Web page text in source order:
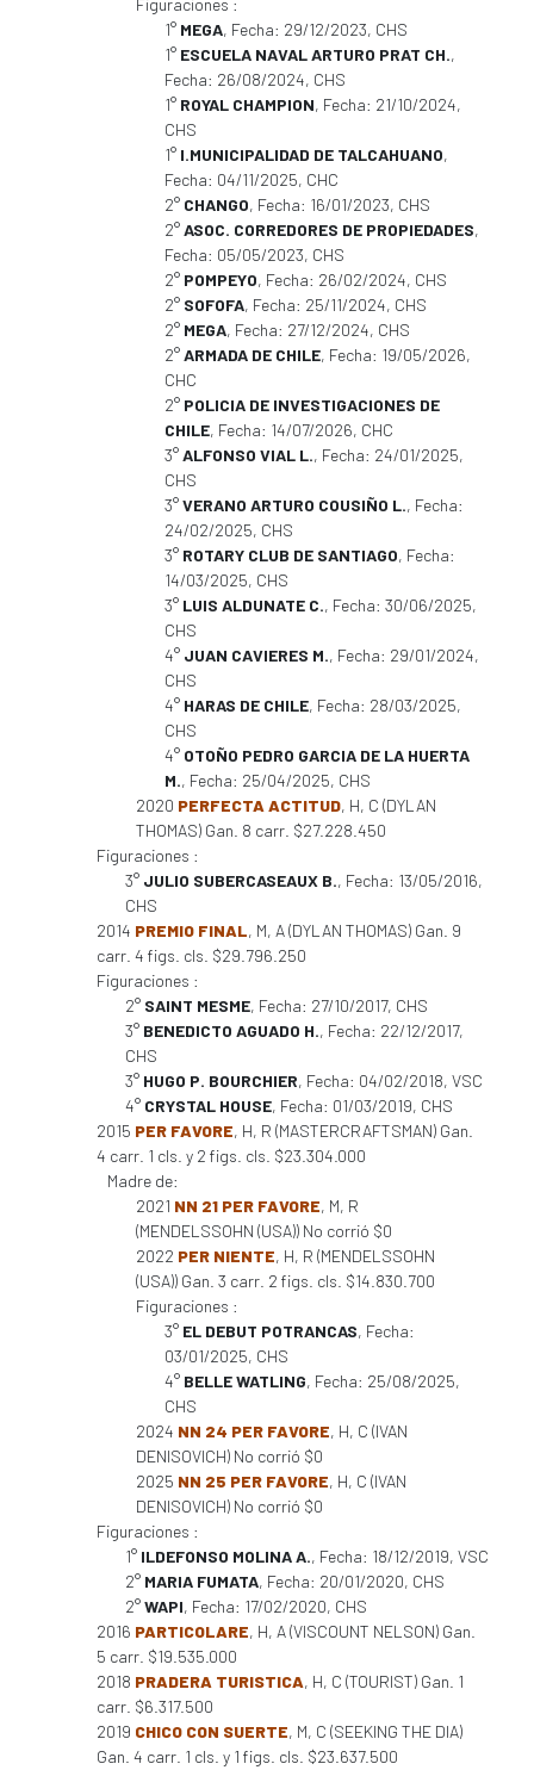
Figuraciones :
1° MEGA, Fecha: 29/12/2023, CHS
1° ESCUELA NAVAL ARTURO PRAT CH.,
Fecha: 26/08/2024, CHS
1° ROYAL CHAMPION, Fecha: 21/10/2024,
CHS
1° I.MUNICIPALIDAD DE TALCAHUANO,
Fecha: 04/11/2025, CHC
2° CHANGO, Fecha: 16/01/2023, CHS
2°ASOC. CORREDORES DE PROPIEDADES,
Fecha: 05/05/2023, CHS
2° POMPEYO, Fecha: 26/02/2024, CHS
2° SOFOFA, Fecha: 25/11/2024, CHS
2° MEGA, Fecha: 27/12/2024, CHS
2°ARMADA DE CHILE, Fecha: 19/05/2026,
CHC
2° POLICIA DE INVESTIGACIONES DE
CHILE, Fecha: 14/07/2026, CHC
3°ALFONSO VIAL L., Fecha: 24/01/2025,
CHS
3°VERANO ARTURO COUSIÑO L., Fecha:
24/02/2025, CHS
3° ROTARY CLUB DE SANTIAGO, Fecha:
14/03/2025, CHS
3° LUIS ALDUNATE C., Fecha: 30/06/2025,
CHS
4° JUAN CAVIERES M., Fecha: 29/01/2024,
CHS
4° HARAS DE CHILE, Fecha: 28/03/2025,
CHS
4° OTOÑO PEDRO GARCIA DE LA HUERTA
M., Fecha: 25/04/2025, CHS
2020 PERFECTA ACTITUD, H, C (DYLAN
THOMAS) Gan. 8 carr. $27.228.450
Figuraciones :
3° JULIO SUBERCASEAUX B., Fecha: 13/05/2016,
CHS
2014 PREMIO FINAL, M, A (DYLAN THOMAS) Gan. 9
carr. 4 figs. cls. $29.796.250
Figuraciones :
2° SAINT MESME, Fecha: 27/10/2017, CHS
3° BENEDICTO AGUADO H., Fecha: 22/12/2017,
CHS
3° HUGO P. BOURCHIER, Fecha: 04/02/2018, VSC
4° CRYSTAL HOUSE, Fecha: 01/03/2019, CHS
2015 PER FAVORE, H, R (MASTERCRAFTSMAN) Gan.
4 carr. 1 cls. y 2 figs. cls. $23.304.000
Madre de:
2021 NN 21 PER FAVORE, M, R
(MENDELSSOHN (USA)) No corrió $0
2022 PER NIENTE, H, R (MENDELSSOHN
(USA)) Gan. 3 carr. 2 figs. cls. $14.830.700
Figuraciones :
3° EL DEBUT POTRANCAS, Fecha:
03/01/2025, CHS
4° BELLE WATLING, Fecha: 25/08/2025,
CHS
2024 NN 24 PER FAVORE, H, C (IVAN
DENISOVICH) No corrió $0
2025 NN 25 PER FAVORE, H, C (IVAN
DENISOVICH) No corrió $0
Figuraciones :
1° ILDEFONSO MOLINA A., Fecha: 18/12/2019, VSC
2° MARIA FUMATA, Fecha: 20/01/2020, CHS
2°WAPI, Fecha: 17/02/2020, CHS
2016 PARTICOLARE, H, A (VISCOUNT NELSON) Gan.
5 carr. $19.535.000
2018 PRADERA TURISTICA, H, C (TOURIST) Gan. 1
carr. $6.317.500
2019 CHICO CON SUERTE, M, C (SEEKING THE DIA)
Gan. 4 carr. 1 cls. y 1 figs. cls. $23.637.500